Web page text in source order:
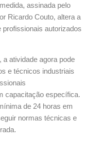
assinada pelo
Ricardo Couto, altera a
profissionais autorizados
atividade agora pode
e técnicos industriais
capacitação específica.
de 24 horas em
normas técnicas e